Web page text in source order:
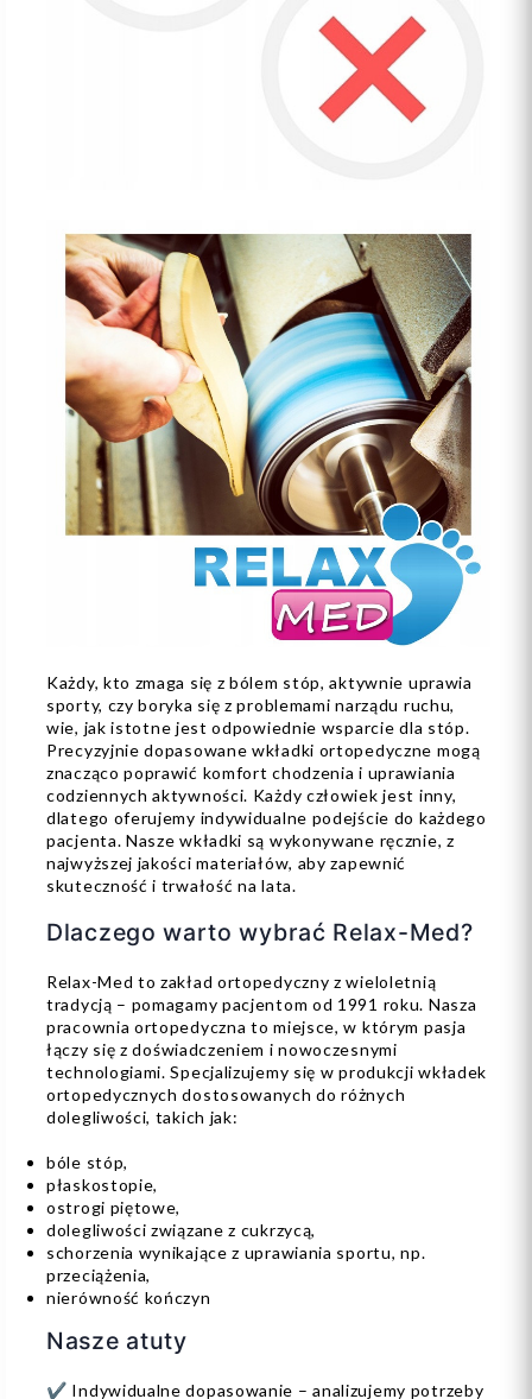
Każdy, kto zmaga się z bólem stóp, aktywnie uprawia
sporty, czy boryka się z problemami narządu ruchu,
wie, jak istotne jest odpowiednie wsparcie dla stóp.
Precyzyjnie dopasowane wkładki ortopedyczne mogą
znacząco poprawić komfort chodzenia i uprawiania
codziennych aktywności. Każdy człowiek jest inny,
dlatego oferujemy indywidualne podejście do każdego
pacjenta. Nasze wkładki są wykonywane ręcznie, z
najwyższej jakości materiałów, aby zapewnić
skuteczność i trwałość na lata.
Dlaczego warto wybrać Relax-Med?
Relax-Med to zakład ortopedyczny z wieloletnią
tradycją – pomagamy pacjentom od 1991 roku. Nasza
pracownia ortopedyczna to miejsce, w którym pasja
łączy się z doświadczeniem i nowoczesnymi
technologiami. Specjalizujemy się w produkcji wkładek
ortopedycznych dostosowanych do różnych
dolegliwości, takich jak:
bóle stóp,
płaskostopie,
ostrogi piętowe,
dolegliwości związane z cukrzycą,
schorzenia wynikające z uprawiania sportu, np.
przeciążenia,
nierówność kończyn
Nasze atuty
✔ Indywidualne dopasowanie – analizujemy potrzeby